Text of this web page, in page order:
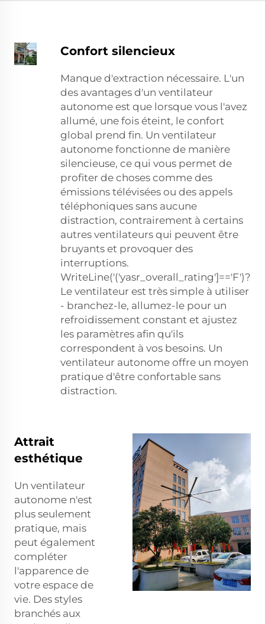
Confort silencieux
Manque d'extraction nécessaire. L'un
des avantages d'un ventilateur
autonome est que lorsque vous l'avez
allumé, une fois éteint, le confort
global prend fin. Un ventilateur
autonome fonctionne de manière
silencieuse, ce qui vous permet de
profiter de choses comme des
émissions télévisées ou des appels
téléphoniques sans aucune
distraction, contrairement à certains
autres ventilateurs qui peuvent être
bruyants et provoquer des
interruptions.
WriteLine('('yasr_overall_rating']=='F')?
Le ventilateur est très simple à utiliser
- branchez-le, allumez-le pour un
refroidissement constant et ajustez
les paramètres afin qu'ils
correspondent à vos besoins. Un
ventilateur autonome offre un moyen
pratique d'être confortable sans
distraction.
Attrait
esthétique
Un ventilateur
autonome n'est
plus seulement
pratique, mais
peut également
compléter
l'apparence de
votre espace de
vie. Des styles
branchés aux